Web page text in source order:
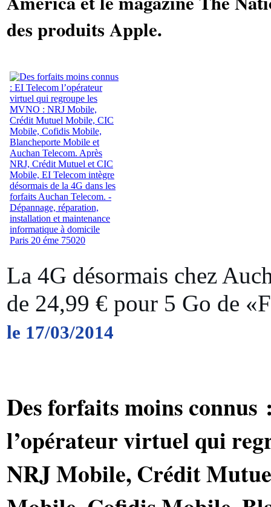
des produits Apple.
La 4G désormais chez
de 24,99 € pour 5 Go de
le 17/03/2014
Des forfaits moins connus
l’opérateur virtuel qui
NRJ Mobile, Crédit